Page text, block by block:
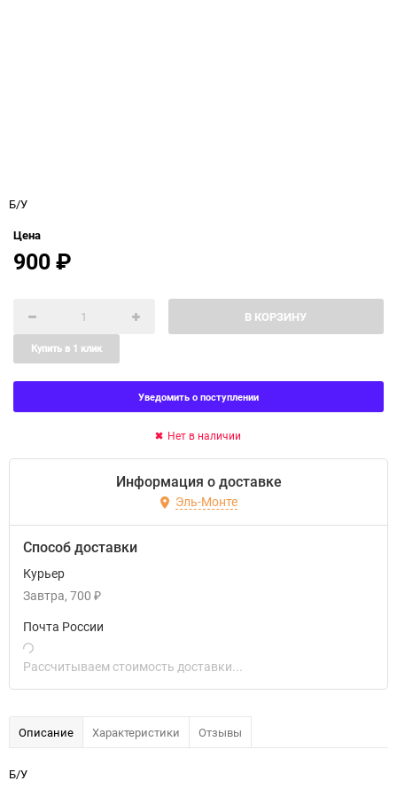
Б/У
Цена
900₽
В КОРЗИНУ
Купить в 1 клик
Уведомить о поступлении
Нет в наличии
Информация о доставке
Эль-Монте
Способ доставки
Курьер
Завтра 700 ₽
Почта России
Рассчитываем стоимость доставки...
Описание Характеристики Отзывы
Б/У